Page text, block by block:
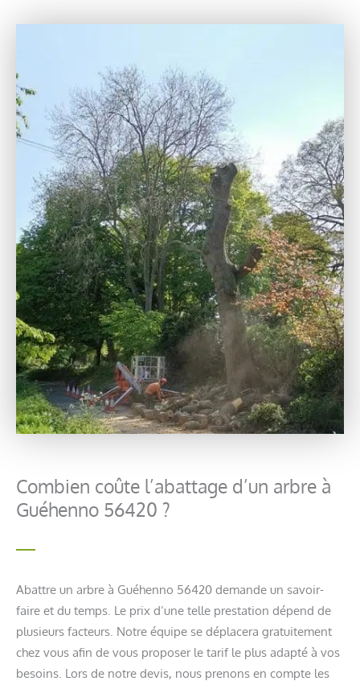
Combien coûte l’abattage d’un arbre à
Guéhenno 56420 ?
Abattre un arbre à Guéhenno 56420 demande un savoir-
faire et du temps. Le prix d’une telle prestation dépend de
plusieurs facteurs. Notre équipe se déplacera gratuitement
chez vous afin de vous proposer le tarif le plus adapté à vos
besoins. Lors de notre devis, nous prenons en compte les